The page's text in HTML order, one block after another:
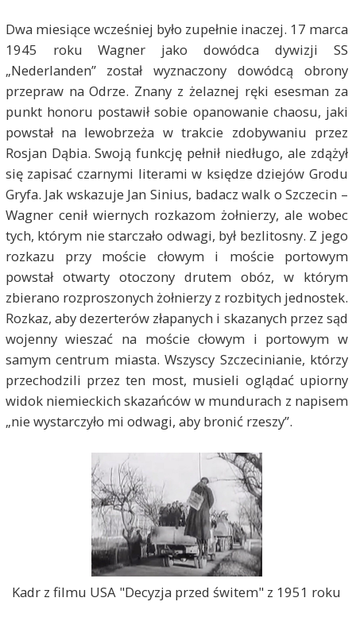
Dwa miesiące wcześniej było zupełnie inaczej. 17 marca
1945 roku Wagner jako dowódca dywizji SS
„Nederlanden” został wyznaczony dowódcą obrony
przepraw na Odrze. Znany z żelaznej ręki esesman za
punkt honoru postawił sobie opanowanie chaosu, jaki
powstał na lewobrzeża w trakcie zdobywaniu przez
Rosjan Dąbia. Swoją funkcję pełnił niedługo, ale zdążył
się zapisać czarnymi literami w księdze dziejów Grodu
Gryfa. Jak wskazuje Jan Sinius, badacz walk o Szczecin –
Wagner cenił wiernych rozkazom żołnierzy, ale wobec
tych, którym nie starczało odwagi, był bezlitosny. Z jego
rozkazu przy moście cłowym i moście portowym
powstał otwarty otoczony drutem obóz, w którym
zbierano rozproszonych żołnierzy z rozbitych jednostek.
Rozkaz, aby dezerterów złapanych i skazanych przez sąd
wojenny wieszać na moście cłowym i portowym w
samym centrum miasta. Wszyscy Szczecinianie, którzy
przechodzili przez ten most, musieli oglądać upiorny
widok niemieckich skazańców w mundurach z napisem
„nie wystarczyło mi odwagi, aby bronić rzeszy”.
Kadr z filmu USA "Decyzja przed świtem" z 1951 roku